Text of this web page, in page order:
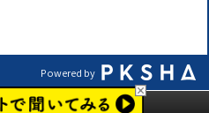
Powered by